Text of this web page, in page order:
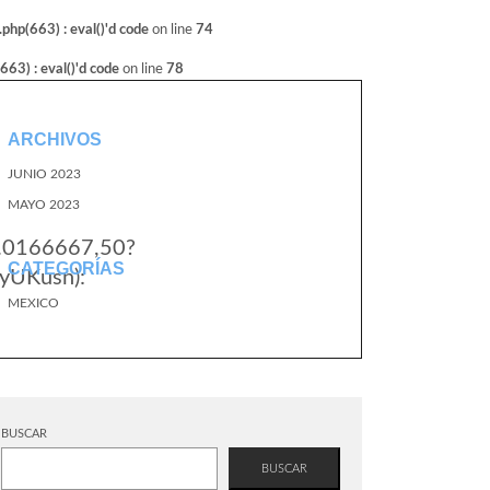
: eval()'d code on line 74
: eval()'d code on line 78
ARCHIVOS
JUNIO 2023
MAYO 2023
CATEGORÍAS
MEXICO
BUSCAR
BUSCAR